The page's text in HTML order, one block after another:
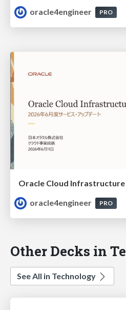
oracle4engineer
PRO
oracle4engineer
PRO
Other Decks in
See All in Technology